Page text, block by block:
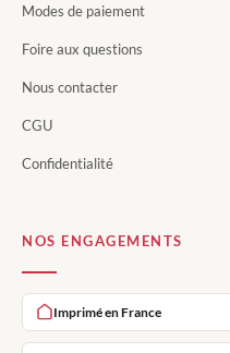
Modes de paiement
Foire aux questions
Nous contacter
CGU
Confidentialité
NOS ENGAGEMENTS
Imprimé en France